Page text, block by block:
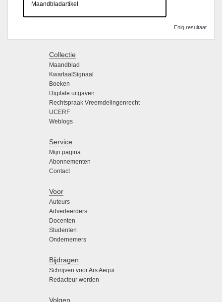
Maandbladartikel
Enig resultaat
Collectie
Maandblad
KwartaalSignaal
Boeken
Digitale uitgaven
Rechtspraak Vreemdelingenrecht
UCERF
Weblogs
Service
Mijn pagina
Abonnementen
Contact
Voor
Auteurs
Adverteerders
Docenten
Studenten
Ondernemers
Bijdragen
Schrijven voor Ars Aequi
Redacteur worden
Volgen